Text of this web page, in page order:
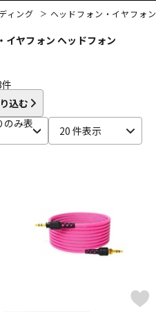
ウクレレ
電子ピアノ
ィング ヘッドフォン・イヤフォン
イヤフォン ヘッドフォン
件
込む
のみ表
20 件表示